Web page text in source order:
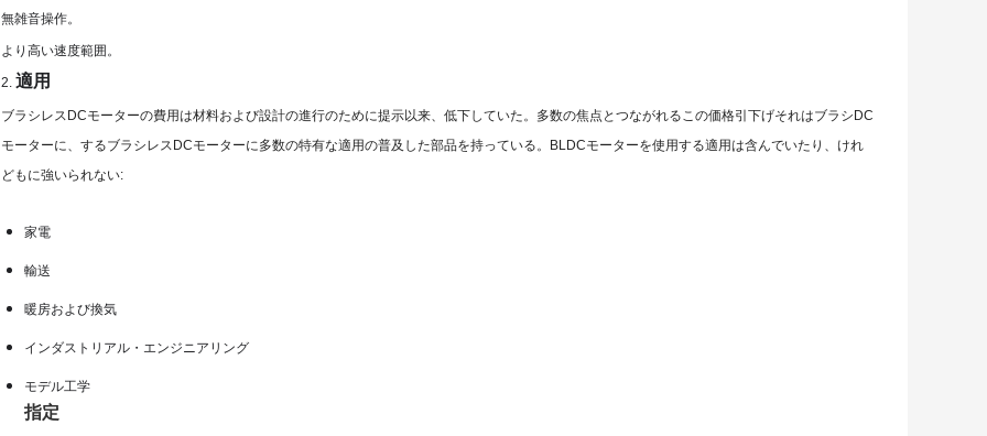
無雑音操作。
より高い速度範囲。
2. 適用
ブラシレスDCモーターの費用は材料および設計の進行のために提示以来、低下していた。多数の焦点とつながれるこの価格引下げそれはブラシDC
モーターに、するブラシレスDCモーターに多数の特有な適用の普及した部品を持っている。BLDCモーターを使用する適用は含んでいたり、けれ
どもに強いられない:
家電
輸送
暖房および換気
インダストリアル・エンジニアリング
モデル工学
指定